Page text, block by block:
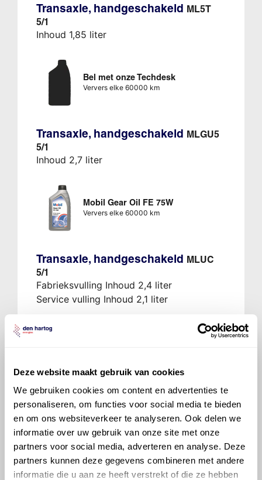
Deze website maakt gebruik van cookies
We gebruiken cookies om content en advertenties te
personaliseren, om functies voor social media te bieden
en om ons websiteverkeer te analyseren. Ook delen we
informatie over uw gebruik van onze site met onze
partners voor social media, adverteren en analyse. Deze
partners kunnen deze gegevens combineren met andere
informatie die u aan ze heeft verstrekt of die ze hebben
Transaxle, handgeschakeld ML5T
5/1
Inhoud 1,85 liter
Bel met onze Techdesk
Ververs elke 60000 km
Transaxle, handgeschakeld MLGU5
5/1
Inhoud 2,7 liter
Mobil Gear Oil FE 75W
Ververs elke 60000 km
Transaxle, handgeschakeld MLUC
5/1
Fabrieksvulling Inhoud 2,4 liter
Service vulling Inhoud 2,1 liter
Veelgestelde vragen over
de Citroën Jumper / Relay